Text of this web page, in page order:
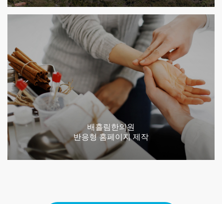
배흘림한의원
반응형 홈페이지 제작